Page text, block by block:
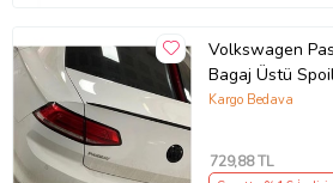
Volkswagen
Bagaj Üstü
Kargo Bedava
729,88 TL